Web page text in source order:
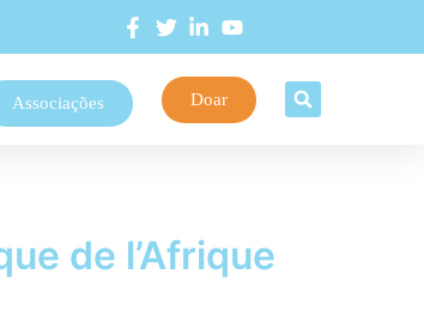
Associações Doar
de l’Afrique